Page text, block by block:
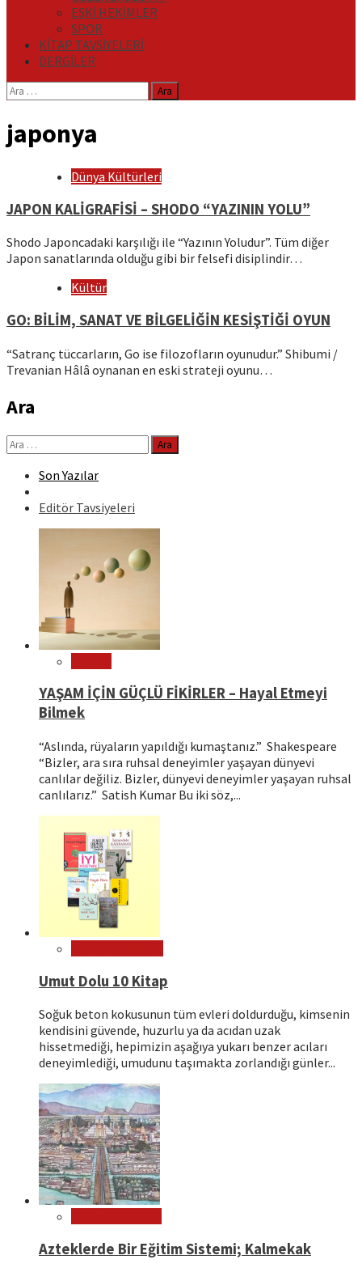
ESKİ HEKİMLER
SPOR
KİTAP TAVSİYELERİ
DERGİLER
Arama:
japonya
Dünya Kültürleri
JAPON KALİGRAFİSİ – SHODO “YAZININ YOLU”
Shodo Japoncadaki karşılığı ile “Yazının Yoludur”. Tüm diğer
Japon sanatlarında olduğu gibi bir felsefi disiplindir…
Kültür
GO: BİLİM, SANAT VE BİLGELİĞİN KESİŞTİĞİ OYUN
“Satranç tüccarların, Go ise filozofların oyunudur.” Shibumi /
Trevanian Hâlâ oynanan en eski strateji oyunu…
Ara
Arama:
Son Yazılar
Editör Tavsiyeleri
YAŞAM İÇİN GÜÇLÜ FİKİRLER – Hayal Etmeyi
Bilmek
“Aslında, rüyaların yapıldığı kumaştanız.” Shakespeare
“Bizler, ara sıra ruhsal deneyimler yaşayan dünyevi
canlılar değiliz. Bizler, dünyevi deneyimler yaşayan ruhsal
canlılarız.” Satish Kumar Bu iki söz,...
Umut Dolu 10 Kitap
Soğuk beton kokusunun tüm evleri doldurduğu, kimsenin
kendisini güvende, huzurlu ya da acıdan uzak
hissetmediği, hepimizin aşağıya yukarı benzer acıları
deneyimlediği, umudunu taşımakta zorlandığı günler...
Azteklerde Bir Eğitim Sistemi; Kalmekak